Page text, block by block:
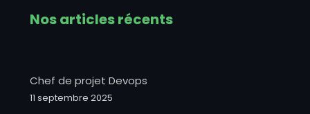
Nos articles récents
Chef de projet Devops
11 septembre 2025